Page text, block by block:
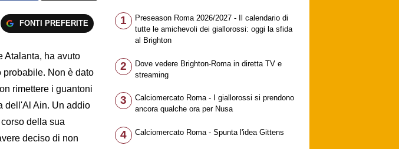
FONTI PREFERITE
Atalanta, ha avuto
probabile. Non è dato
rimettere i guantoni
dell'Al Ain. Un addio
della sua
deciso di non
1
Preseason Roma 2026/2027 - Il calendario di
tutte le amichevoli dei giallorossi: oggi la sfida
al Brighton
2
Dove vedere Brighton-Roma in diretta TV e
streaming
3
Calciomercato Roma - I giallorossi si prendono
ancora qualche ora per Nusa
4 Calciomercato Roma - Spunta l'idea Gittens